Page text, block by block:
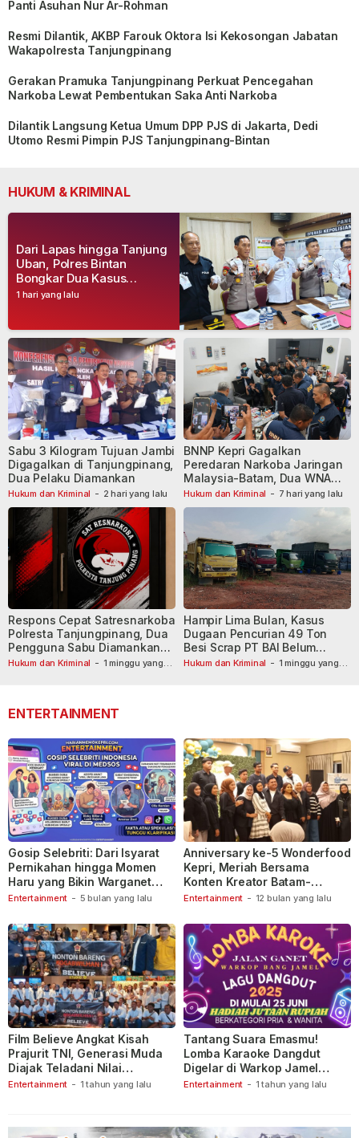
Panti Asuhan Nur Ar-Rohman
Resmi Dilantik, AKBP Farouk Oktora Isi Kekosongan Jabatan
Wakapolresta Tanjungpinang
Gerakan Pramuka Tanjungpinang Perkuat Pencegahan
Narkoba Lewat Pembentukan Saka Anti Narkoba
Dilantik Langsung Ketua Umum DPP PJS di Jakarta, Dedi
Utomo Resmi Pimpin PJS Tanjungpinang-Bintan
HUKUM & KRIMINAL
1 hari yang lalu
Dari Lapas hingga Tanjung
Uban, Polres Bintan
Bongkar Dua Kasus
Narkoba, Empat Tersangka
Hukum dan Kriminal - 2 hari yang lalu
Sabu 3 Kilogram Tujuan Jambi
Digagalkan di Tanjungpinang,
Dua Pelaku Diamankan
Hukum dan Kriminal - 7 hari yang lalu
BNNP Kepri Gagalkan
Peredaran Narkoba Jaringan
Malaysia-Batam, Dua WNA
Masih Diburu
Hukum dan Kriminal - 1 minggu yang
Respons Cepat Satresnarkoba
Polresta Tanjungpinang, Dua
Pengguna Sabu Diamankan
Usai Dilaporkan ke Call Center
Hukum dan Kriminal - 1 minggu yang
Hampir Lima Bulan, Kasus
Dugaan Pencurian 49 Ton
Besi Scrap PT BAI Belum
Tetapkan Tersangka
ENTERTAINMENT
Entertainment - 5 bulan yang lalu
Gosip Selebriti: Dari Isyarat
Pernikahan hingga Momen
Haru yang Bikin Warganet
Berspekulasi
Entertainment - 12 bulan yang lalu
Anniversary ke-5 Wonderfood
Kepri, Meriah Bersama
Konten Kreator Batam-
Tanjungpinang
Entertainment - 1 tahun yang lalu
Film Believe Angkat Kisah
Prajurit TNI, Generasi Muda
Diajak Teladani Nilai
Keberanian
Entertainment - 1 tahun yang lalu
Tantang Suara Emasmu!
Lomba Karaoke Dangdut
Digelar di Warkop Jamel
Ganet